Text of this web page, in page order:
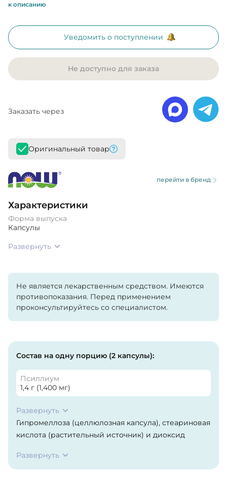
к описанию
Уведомить о поступлении
Не доступно для заказа
Заказать через
Оригинальный товар
перейти в бренд
Характеристики
Форма выпуска
Капсулы
Развернуть
Не является лекарственным средством. Имеются
противопоказания. Перед применением
проконсультируйтесь со специалистом.
Состав на одну порцию (2 капсулы):
Псиллиум
1,4 г (1,400 мг)
Развернуть
Гипромеллоза (целлюлозная капсула), стеариновая
кислота (растительный источник) и диоксид
дрожжи, пшеница, глютен, соя, молоко, яйца, рыба,
моллюски и ингредиенты из древесных орехов.
Развернуть